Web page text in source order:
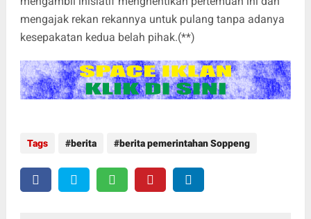
mengajak rekan rekannya untuk pulang tanpa adanya
kesepakatan kedua belah pihak.(**)
Tags berita berita pemerintahan Soppeng